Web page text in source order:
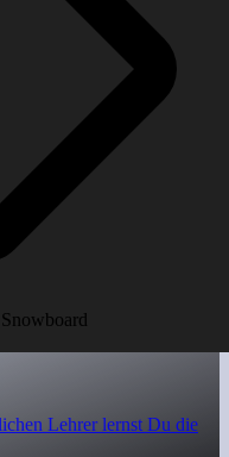
Lehrer lernst Du die